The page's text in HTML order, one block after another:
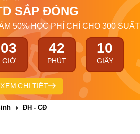
SẮP ĐÓNG
50% HỌC PHÍ CHỈ CHO 300 SUẤT
03
GIỜ
42
PHÚT
10
GIÂY
XEM CHI TIẾT
ĐH - CĐ